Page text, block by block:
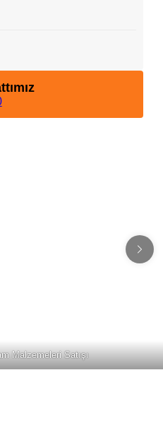
Malzemeleri Satışı